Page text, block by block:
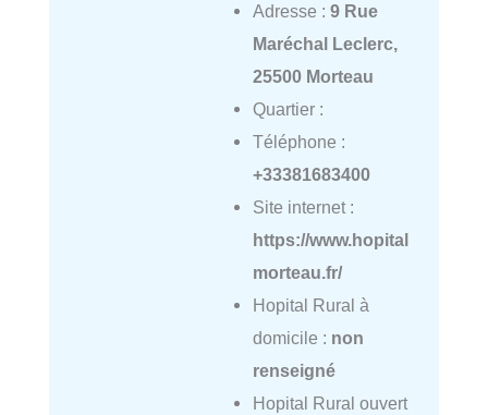
Adresse : 9 Rue
Maréchal Leclerc,
25500 Morteau
Quartier :
Téléphone :
+33381683400
Site internet :
https://www.hopital
morteau.fr/
Hopital Rural à
domicile : non
renseigné
Hopital Rural ouvert